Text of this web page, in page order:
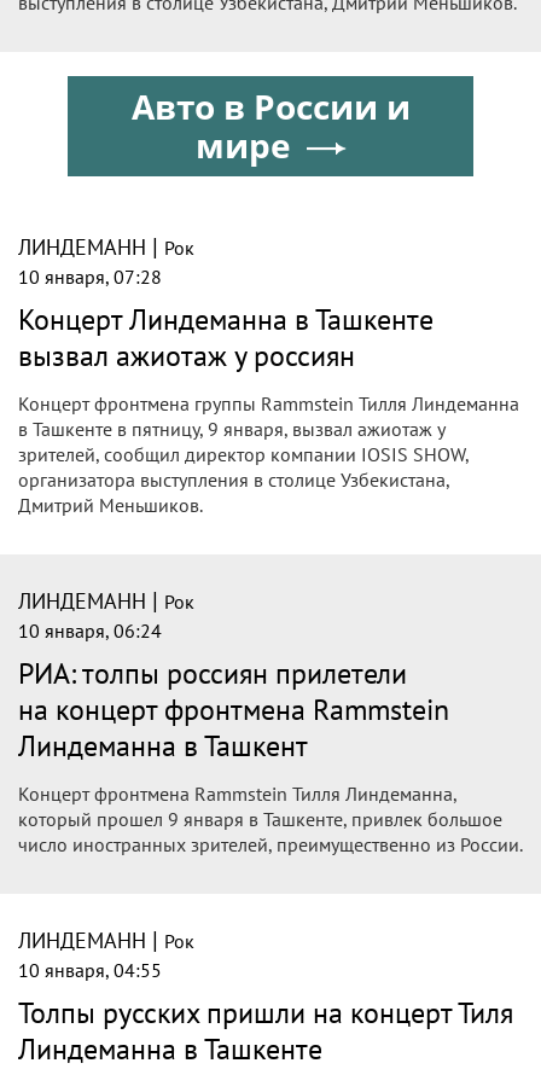
ЛИНДЕМАНН | Рок
10 января, 07:28
Концерт Линдеманна в Ташкенте
вызвал ажиотаж у россиян
Концерт фронтмена группы Rammstein Тилля Линдеманна
в Ташкенте в пятницу, 9 января, вызвал ажиотаж у
зрителей, сообщил директор компании IOSIS SHOW,
организатора выступления в столице Узбекистана,
Дмитрий Меньшиков.
ЛИНДЕМАНН | Рок
10 января, 06:24
РИА: толпы россиян прилетели
на концерт фронтмена Rammstein
Линдеманна в Ташкент
Концерт фронтмена Rammstein Тилля Линдеманна,
который прошел 9 января в Ташкенте, привлек большое
число иностранных зрителей, преимущественно из России.
ЛИНДЕМАНН | Рок
10 января, 04:55
Толпы русских пришли на концерт Тиля
Линдеманна в Ташкенте
Авто в России и
мире